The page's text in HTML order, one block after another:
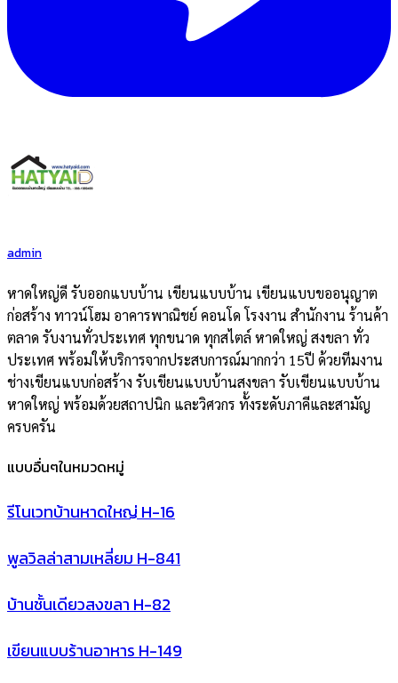
admin
หาดใหญ่ดี รับออกแบบบ้าน เขียนแบบบ้าน เขียนแบบขออนุญาต
ก่อสร้าง ทาวน์โฮม อาคารพาณิชย์ คอนโด โรงงาน สำนักงาน ร้านค้า
ตลาด รับงานทั่วประเทศ ทุกขนาด ทุกสไตล์ หาดใหญ่ สงขลา ทั่ว
ประเทศ พร้อมให้บริการจากประสบการณ์มากกว่า 15ปี ด้วยทีมงาน
ช่างเขียนแบบก่อสร้าง รับเขียนแบบบ้านสงขลา รับเขียนแบบบ้าน
หาดใหญ่ พร้อมด้วยสถาปนิก และวิศวกร ทั้งระดับภาคีและสามัญ
ครบครัน
แบบอื่นๆในหมวดหมู่
รีโนเวทบ้านหาดใหญ่ H-16
พูลวิลล่าสามเหลี่ยม H-841
บ้านชั้นเดียวสงขลา H-82
เขียนแบบร้านอาหาร H-149